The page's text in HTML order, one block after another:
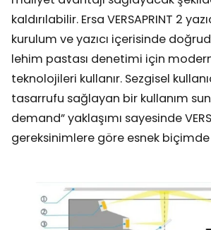
kaldırılabilir. Ersa VERSAPRINT 2 yazıcıları, hızlı
kurulum ve yazıcı içerisinde
lehim pastası denetimi için
teknolojileri kullanır. Sezgisel
tasarrufu sağlayan bir kullanım
demand” yaklaşımı sayesinde
gereksinimlere göre esnek